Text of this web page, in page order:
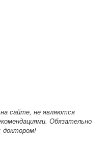
сайте, не являются
Обязательно
доктором!